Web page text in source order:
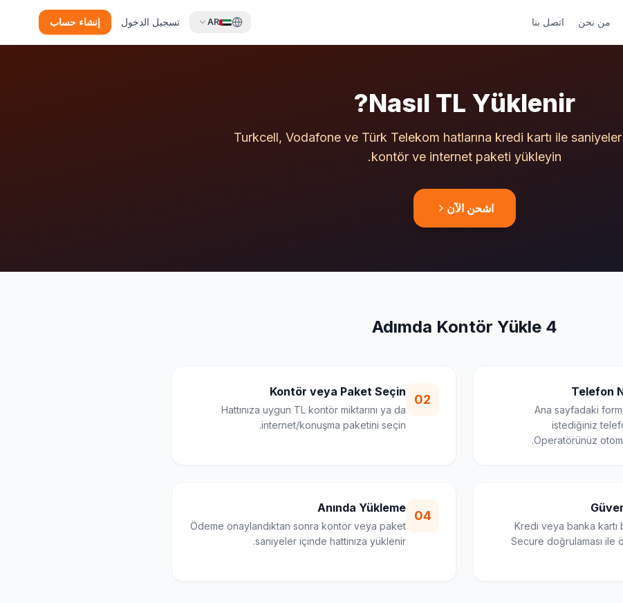
من نحن اتصل بنا AR تسجيل الدخول إنشاء حساب
Nasıl TL Yüklenir?
Turkcell, Vodafone ve Türk Telekom hatlarına kredi kartı ile
kontör ve internet paketi yükleyin.
اشحن الآن
4 Adımda Kontör Yükle
Telefon
Ana sayfadaki
istediğiniz
Operatörünüz
02
Kontör veya Paket Seçin
Hattınıza uygun TL kontör miktarını ya da
internet/konuşma paketini seçin.
Kredi veya banka kartı
Secure doğrulaması ile
04
Anında Yükleme
Ödeme onaylandıktan sonra kontör veya paket
saniyeler içinde hattınıza yüklenir.